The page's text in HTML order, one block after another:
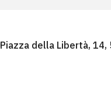
Piazza della Libertà, 14,